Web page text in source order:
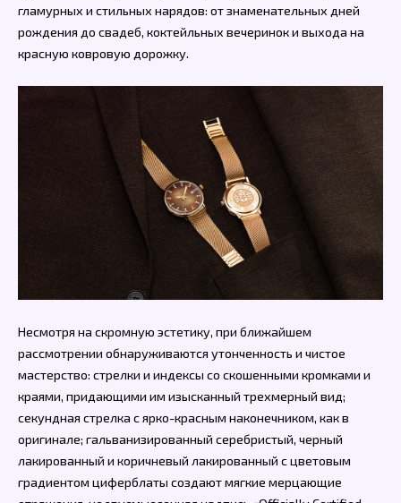
гламурных и стильных нарядов: от знаменательных дней
рождения до свадеб, коктейльных вечеринок и выхода на
красную ковровую дорожку.
Несмотря на скромную эстетику, при ближайшем
рассмотрении обнаруживаются утонченность и чистое
мастерство: стрелки и индексы со скошенными кромками и
краями, придающими им изысканный трехмерный вид;
секундная стрелка с ярко-красным наконечником, как в
оригинале; гальванизированный серебристый, черный
лакированный и коричневый лакированный с цветовым
градиентом циферблаты создают мягкие мерцающие